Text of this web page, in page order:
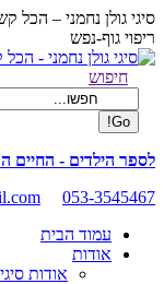
Skip
to
content
סיגי גולן נחמני – הכל
ריפוי גוף-נפש
Facebook
opens
new
window
Search:
חיפוש
לספר הילדים - החיים
053-3545467
עמוד הבית
אודות
אודות סיגי